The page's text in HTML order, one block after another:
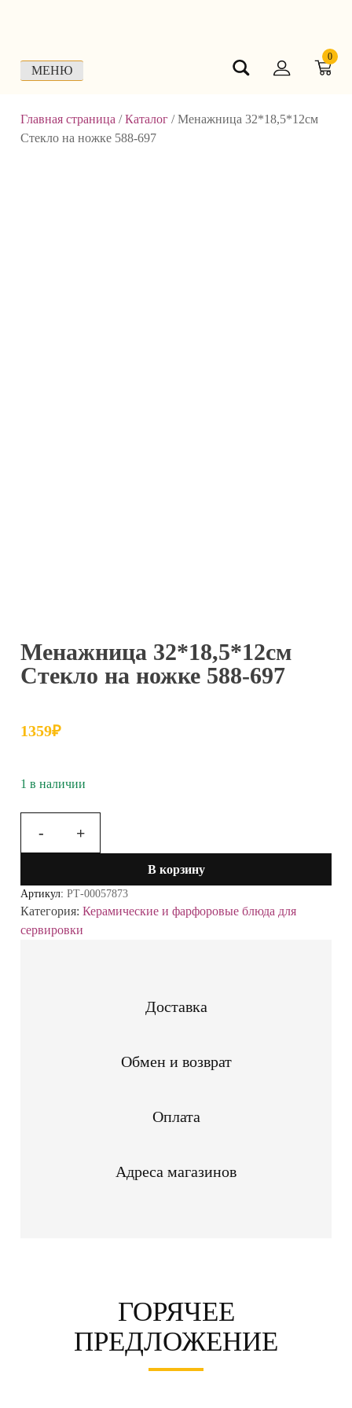
МЕНЮ
0
Главная страница /Каталог /Менажница 32*18,5*12см
Стекло на ножке 588-697
Менажница 32*18,5*12см
Стекло на ножке 588-697
1359₽
1 в наличии
-
Количество
товара
32*18,5*12см
Стекло
+
В корзину
Артикул:РТ-00057873
Категория:Керамические и фарфоровые блюда для
сервировки
Доставка
Обмен и возврат
Оплата
Адреса магазинов
ГОРЯЧЕЕ
ПРЕДЛОЖЕНИЕ